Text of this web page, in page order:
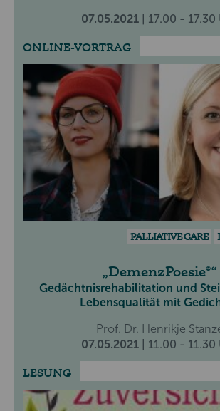
07.05.2021
| 17.00 -
ONLINE-VORTRAG
PALLIATIVE CARE
DemenzPoesie®
Gedächtnisrehabilitation und
Lebensqualität mit
Prof. Dr. Henrikje
07.05.2021
| 11.00 -
LESUNG